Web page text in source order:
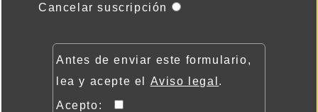
Cancelar suscripción
Antes de enviar este formulario,
lea y acepte el Aviso legal .
Acepto: